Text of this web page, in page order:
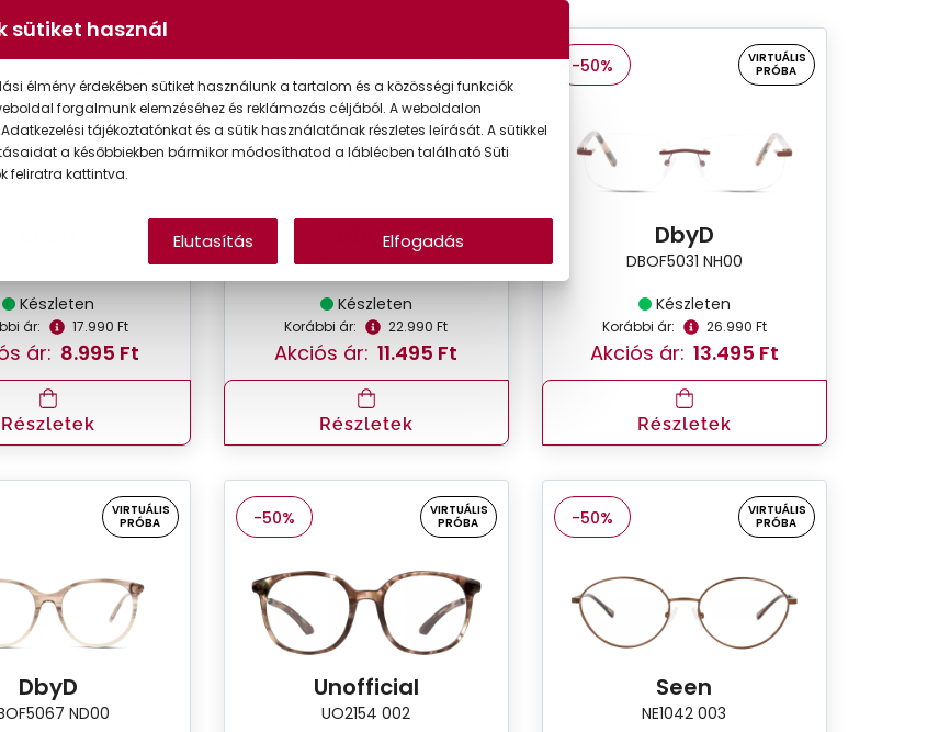
VIRTUÁLIS
Készleten
ár: 17.990 Ft
ár: 8.995 Ft
Részletek
-50%
VIRTUÁLIS
DbyD
DBOF0037 NN00
Készleten
Korábbi ár: 22.990 Ft
Akciós ár: 11.495 Ft
Részletek
-50%
VIRTUÁLIS
PRÓBA
DbyD
DBOF5031 NH00
Készleten
Korábbi ár: 26.990 Ft
Akciós ár: 13.495 Ft
Részletek
VIRTUÁLIS
PRÓBA
DbyD
ND00
-50%
VIRTUÁLIS
PRÓBA
Unofficial
UO2154 002
-50%
VIRTUÁLIS
PRÓBA
Seen
NE1042 003
sütiket használ
élmény érdekében sütiket használunk a tartalom és a közösségi funkciók
forgalmunk elemzéséhez és reklámozás céljából. A weboldalon
tájékoztatónkat és a sütik használatának részletes leírását. A sütikkel
a későbbiekben bármikor módosíthatod a láblécben található Süti
feliratra kattintva.
Elutasítás Elfogadás